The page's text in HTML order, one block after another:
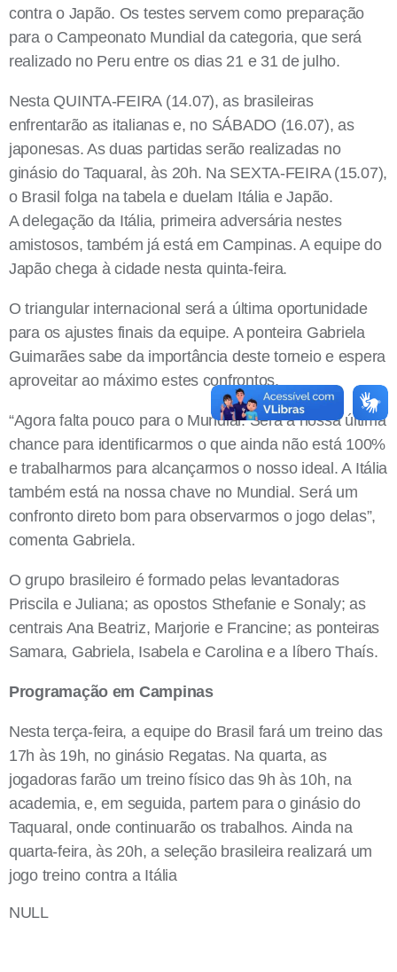
contra o Japão. Os testes servem como preparação
para o Campeonato Mundial da categoria, que será
realizado no Peru entre os dias 21 e 31 de julho.
Nesta QUINTA-FEIRA (14.07), as brasileiras
enfrentarão as italianas e, no SÁBADO (16.07), as
japonesas. As duas partidas serão realizadas no
ginásio do Taquaral, às 20h. Na SEXTA-FEIRA (15.07),
o Brasil folga na tabela e duelam Itália e Japão.
A delegação da Itália, primeira adversária nestes
amistosos, também já está em Campinas. A equipe do
Japão chega à cidade nesta quinta-feira.
O triangular internacional será a última oportunidade
para os ajustes finais da equipe. A ponteira Gabriela
Guimarães sabe da importância deste torneio e espera
aproveitar ao máximo estes confrontos.
“Agora falta pouco para o Mundial. Será a nossa última
chance para identificarmos o que ainda não está 100%
e trabalharmos para alcançarmos o nosso ideal. A Itália
também está na nossa chave no Mundial. Será um
confronto direto bom para observarmos o jogo delas”,
comenta Gabriela.
O grupo brasileiro é formado pelas levantadoras
Priscila e Juliana; as opostos Sthefanie e Sonaly; as
centrais Ana Beatriz, Marjorie e Francine; as ponteiras
Samara, Gabriela, Isabela e Carolina e a líbero Thaís.
Programação em Campinas
Nesta terça-feira, a equipe do Brasil fará um treino das
17h às 19h, no ginásio Regatas. Na quarta, as
jogadoras farão um treino físico das 9h às 10h, na
academia, e, em seguida, partem para o ginásio do
Taquaral, onde continuarão os trabalhos. Ainda na
quarta-feira, às 20h, a seleção brasileira realizará um
jogo treino contra a Itália
NULL